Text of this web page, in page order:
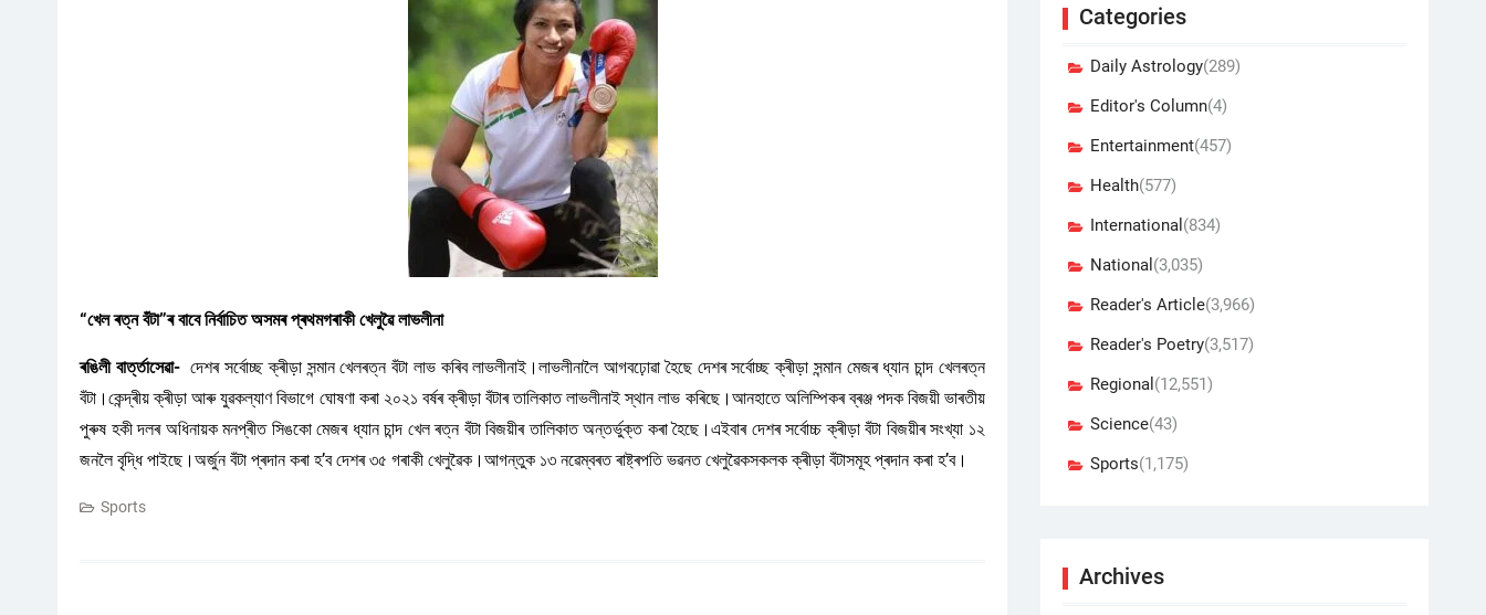
“খেল ৰত্ন বঁটা”ৰ বাবে নিৰ্বাচিত অসমৰ প্ৰথমগৰাকী খেলুৱৈ লাভলীনা
ৰঙিলী বাৰ্ত্তাসেৱা-দেশৰ সৰ্বোচ্ছ ক্ৰীড়া সন্মান খেলৰত্ন বঁটা লাভ কৰিব লাভলীনাই।লাভলীনালৈ আগবঢ়োৱা হৈছে দেশৰ সৰ্বোচ্ছ ক্ৰীড়া সন্মান মেজৰ ধ্যান চান্দ খেলৰত্ন
বঁটা।কেন্দ্ৰীয় ক্ৰীড়া আৰু যুৱকল্যাণ বিভাগে ঘোষণা কৰা ২০২১ বৰ্ষৰ ক্ৰীড়া বঁটাৰ তালিকাত লাভলীনাই স্থান লাভ কৰিছে।আনহাতে অলিম্পিকৰ ব্ৰঞ্জ পদক বিজয়ী ভাৰতীয়
পুৰুষ হকী দলৰ অধিনায়ক মনপ্ৰীত সিঙকো মেজৰ ধ্যান চান্দ খেল ৰত্ন বঁটা বিজয়ীৰ তালিকাত অন্তৰ্ভুক্ত কৰা হৈছে।এইবাৰ দেশৰ সৰ্বোচ্চ ক্ৰীড়া বঁটা বিজয়ীৰ সংখ্যা ১২
জনলৈ বৃদ্ধি পাইছে।অৰ্জুন বঁটা প্ৰদান কৰা হ’ব দেশৰ ৩৫ গৰাকী খেলুৱৈক।আগন্তুক ১৩ নৱেম্বৰত ৰাষ্ট্ৰপতি ভৱনত খেলুৱৈকসকলক ক্ৰীড়া বঁটাসমূহ প্ৰদান কৰা হ’ব।
Sports
Categories
Daily Astrology(289)
Editor's Column(4)
Entertainment(457)
Health(577)
International (834)
National (3,035)
Reader's Article(3,966)
Reader's Poetry(3,517)
Regional (12,551)
Science(43)
Sports(1,175)
Archives